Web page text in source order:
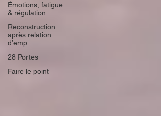
Émotions, fatigue
& régulation
Reconstruction
après relation
d’emp
28 Portes
Faire le point